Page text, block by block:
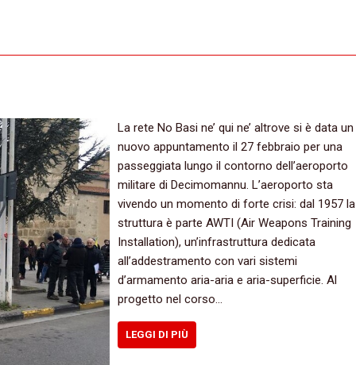
La rete No Basi ne’ qui ne’ altrove si è data un
nuovo appuntamento il 27 febbraio per una
passeggiata lungo il contorno dell’aeroporto
militare di Decimomannu. L’aeroporto sta
vivendo un momento di forte crisi: dal 1957 la
struttura è parte AWTI (Air Weapons Training
Installation), un’infrastruttura dedicata
all’addestramento con vari sistemi
d’armamento aria-aria e aria-superficie. Al
progetto nel corso…
LEGGI DI PIÙ